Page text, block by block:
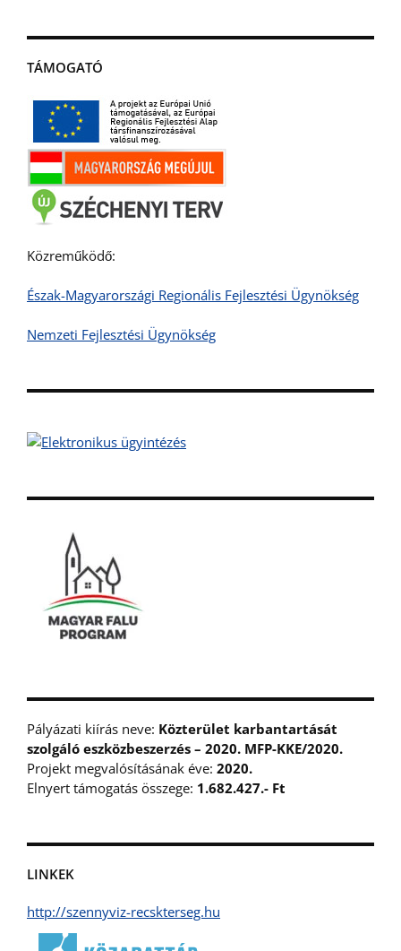
TÁMOGATÓ
Közreműködő:
Észak-Magyarországi Regionális Fejlesztési Ügynökség
Nemzeti Fejlesztési Ügynökség
Pályázati kiírás neve: Közterület karbantartását
szolgáló eszközbeszerzés – 2020. MFP-KKE/2020.
Projekt megvalósításának éve: 2020.
Elnyert támogatás összege: 1.682.427.- Ft
LINKEK
http://szennyviz-recskterseg.hu